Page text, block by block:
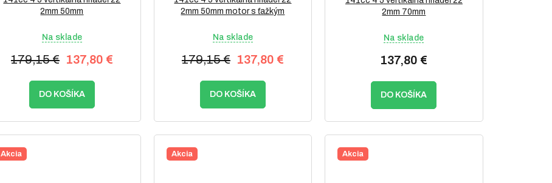
2mm 50mm
Na sklade
137,80 €
179,15 €
DO KOŠÍKA
2mm 50mm motor s ťažkým
Na sklade
137,80 €
179,15 €
DO KOŠÍKA
2mm 70mm
Na sklade
137,80 €
DO KOŠÍKA
Akcia Akcia Akcia